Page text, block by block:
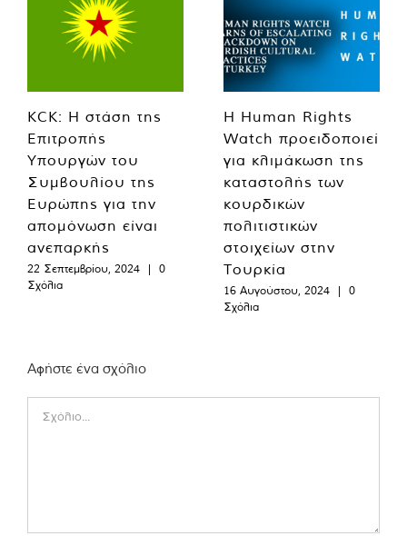
KCK: Η στάση της
Επιτροπής
Υπουργών του
Συμβουλίου της
Ευρώπης για την
απομόνωση είναι
ανεπαρκής
22 Σεπτεμβρίου, 2024 |
0
Σχόλια
Η Human Rights
Watch προειδοποιεί
για κλιμάκωση της
καταστολής των
κουρδικών
πολιτιστικών
στοιχείων στην
Τουρκία
16 Αυγούστου, 2024 |
0
Σχόλια
Αφήστε ένα σχόλιο